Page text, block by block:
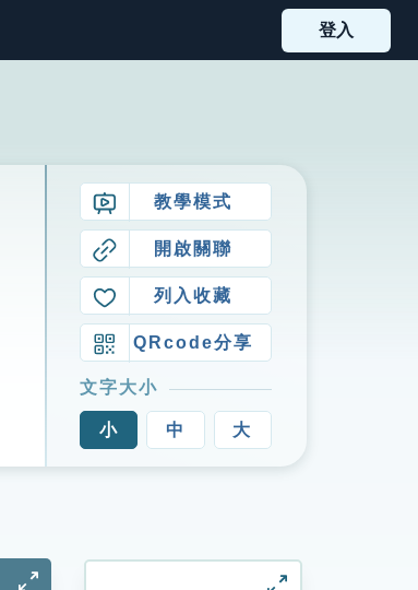
登入
教學模式
開啟關聯
列入收藏
QRcode分享
文字大小
小 中 大